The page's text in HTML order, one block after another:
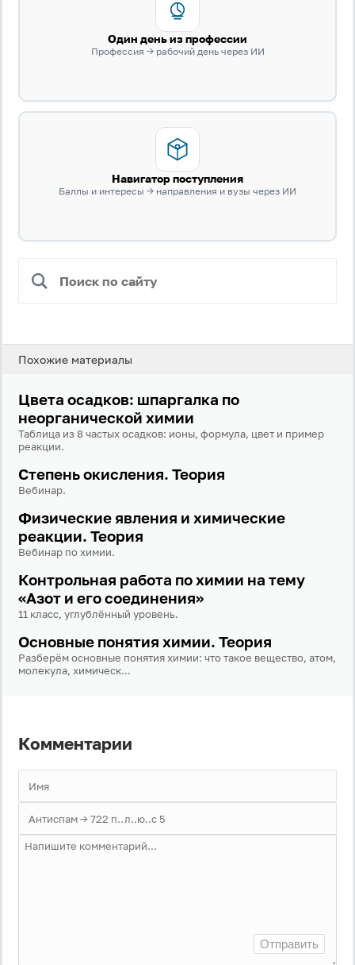
Загрузка...
Даю согласие на
политике в отношении обработки персональных
данных , а также принимаю Пользовательское
соглашение.
Войти
Войти через Яндекс
Один день из профессии
Профессия → рабочий день через ИИ
Навигатор поступления
Баллы и интересы → направления и вузы через ИИ
Похожие материалы
Цвета осадков: шпаргалка по
неорганической химии
Таблица из 8 частых осадков: ионы, формула, цвет и пример
реакции.
Степень окисления. Теория
Вебинар.
Физические явления и химические
реакции. Теория
Вебинар по химии.
Контрольная работа по химии на тему
«Азот и его соединения»
11 класс, углублённый уровень.
Основные понятия химии. Теория
Разберём основные понятия химии: что такое вещество, атом,
молекула, химическ...
Комментарии
Отправить